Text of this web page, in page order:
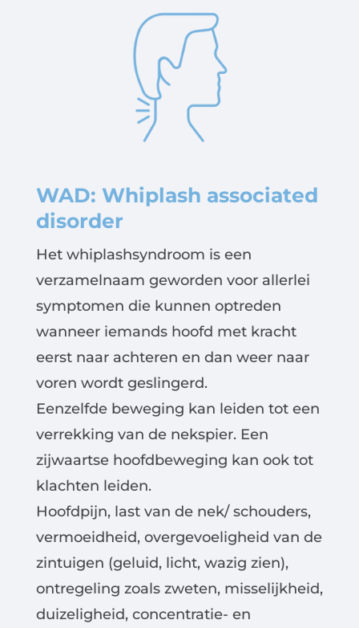
WAD: Whiplash associated
disorder
Het whiplashsyndroom is een
verzamelnaam geworden voor allerlei
symptomen die kunnen optreden
wanneer iemands hoofd met kracht
eerst naar achteren en dan weer naar
voren wordt geslingerd.
Eenzelfde beweging kan leiden tot een
verrekking van de nekspier. Een
zijwaartse hoofdbeweging kan ook tot
klachten leiden.
Hoofdpijn, last van de nek/ schouders,
vermoeidheid, overgevoeligheid van de
zintuigen (geluid, licht, wazig zien),
ontregeling zoals zweten, misselijkheid,
duizeligheid, concentratie- en